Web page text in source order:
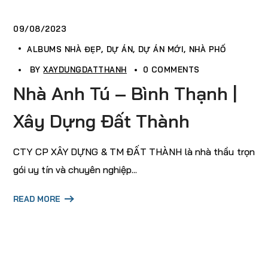
09/08/2023
ALBUMS NHÀ ĐẸP DỰ ÁN DỰ ÁN MỚI NHÀ PHỐ
BYXAYDUNGDATTHANH 0 COMMENTS
Nhà Anh Tú – Bình Thạnh |
Xây Dựng Đất Thành
CTY CP XÂY DỰNG & TM ĐẤT THÀNH là nhà thầu trọn
gói uy tín và chuyên nghiệp...
READ MORE